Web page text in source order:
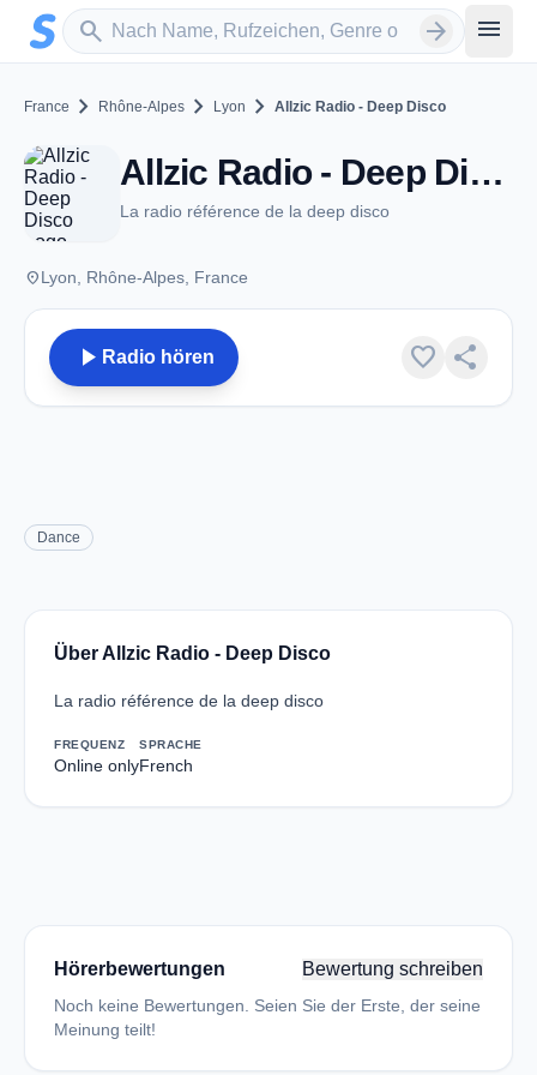
Zum Hauptinhalt springen
search
Sender suchen arrow_forward menu
France chevron_right Rhône-Alpes chevron_right Lyon chevron_right Allzic Radio - Deep Disco
Allzic Radio - Deep Disco - Lyon
La radio référence de la deep disco
placeLyon, Rhône-Alpes, France
play_arrow Radio hören favorite share
Dance
Über Allzic Radio - Deep Disco
La radio référence de la deep disco
FREQUENZ
Online only
SPRACHE
French
Hörerbewertungen Bewertung schreiben
Noch keine Bewertungen. Seien Sie der Erste, der seine
Meinung teilt!